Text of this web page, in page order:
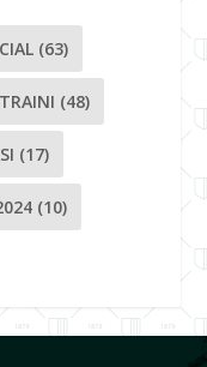
(63)
(48)
(17)
(10)